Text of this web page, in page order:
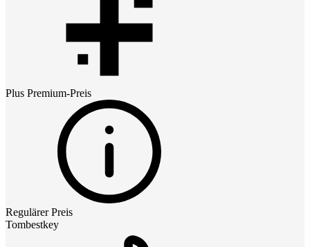
Plus Premium-Preis
Regulärer Preis
Tombestkey